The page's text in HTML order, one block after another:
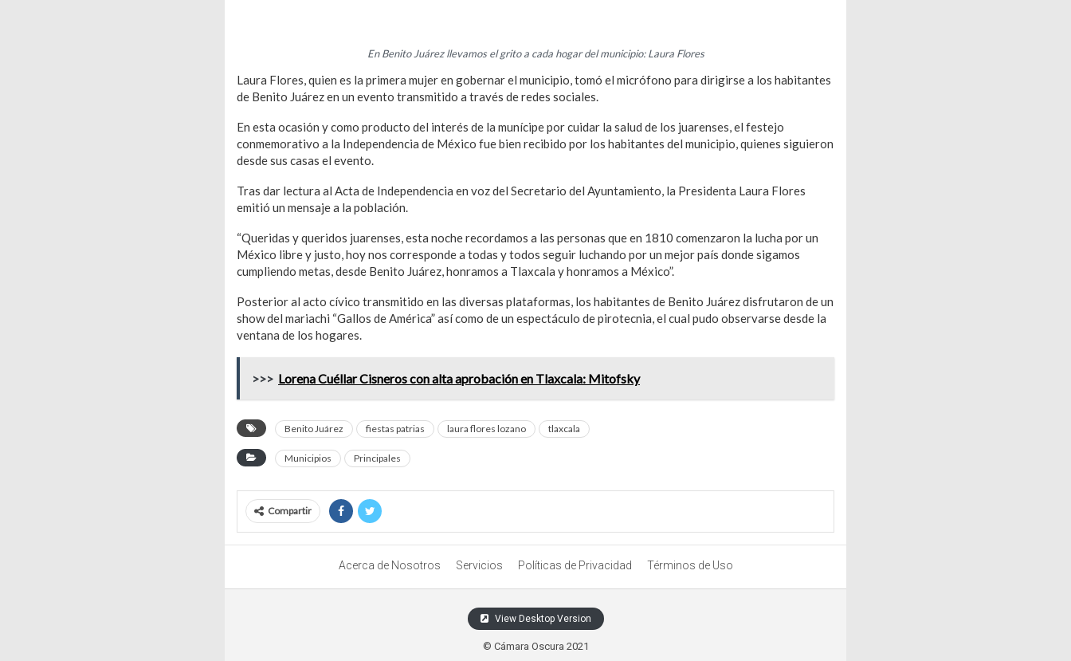
En Benito Juárez llevamos el grito a cada hogar del municipio: Laura Flores
Laura Flores, quien es la primera mujer en gobernar el municipio, tomó el micrófono para dirigirse a los habitantes
de Benito Juárez en un evento transmitido a través de redes sociales.
En esta ocasión y como producto del interés de la munícipe por cuidar la salud de los juarenses, el festejo
conmemorativo a la Independencia de México fue bien recibido por los habitantes del municipio, quienes siguieron
desde sus casas el evento.
Tras dar lectura al Acta de Independencia en voz del Secretario del Ayuntamiento, la Presidenta Laura Flores
emitió un mensaje a la población.
“Queridas y queridos juarenses, esta noche recordamos a las personas que en 1810 comenzaron la lucha por un
México libre y justo, hoy nos corresponde a todas y todos seguir luchando por un mejor país donde sigamos
cumpliendo metas, desde Benito Juárez, honramos a Tlaxcala y honramos a México”.
Posterior al acto cívico transmitido en las diversas plataformas, los habitantes de Benito Juárez disfrutaron de un
show del mariachi “Gallos de América” así como de un espectáculo de pirotecnia, el cual pudo observarse desde la
ventana de los hogares.
>>> Lorena Cuéllar Cisneros con alta aprobación en Tlaxcala: Mitofsky
Benito Juárez fiestas patrias laura flores lozano tlaxcala
Municipios Principales
Compartir
Acerca de Nosotros Servicios Políticas de Privacidad Términos de Uso
View Desktop Version
© Cámara Oscura 2021